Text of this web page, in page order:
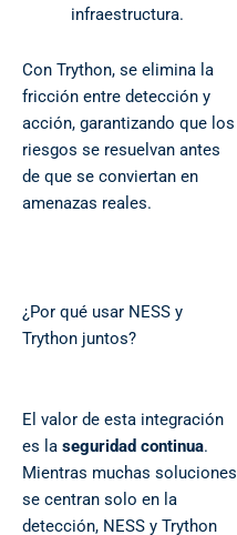
infraestructura.
Con Trython, se elimina la
fricción entre detección y
acción, garantizando que los
riesgos se resuelvan antes
de que se conviertan en
amenazas reales.
¿Por qué usar NESS y
Trython juntos?
El valor de esta integración
es la seguridad continua.
Mientras muchas soluciones
se centran solo en la
detección, NESS y Trython